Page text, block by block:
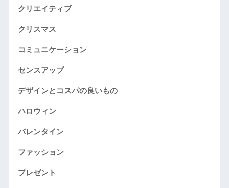
クリエイティブ
クリスマス
コミュニケーション
センスアップ
デザインとコスパの良いもの
ハロウィン
バレンタイン
ファッション
プレゼント